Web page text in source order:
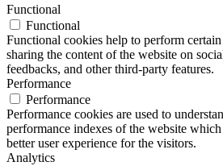
Functional
Functional
Functional cookies help to perform
sharing the content of the website on
feedbacks, and other third-party features.
Performance
Performance
Performance cookies are used to
performance indexes of the website
better user experience for the visitors.
Analytics